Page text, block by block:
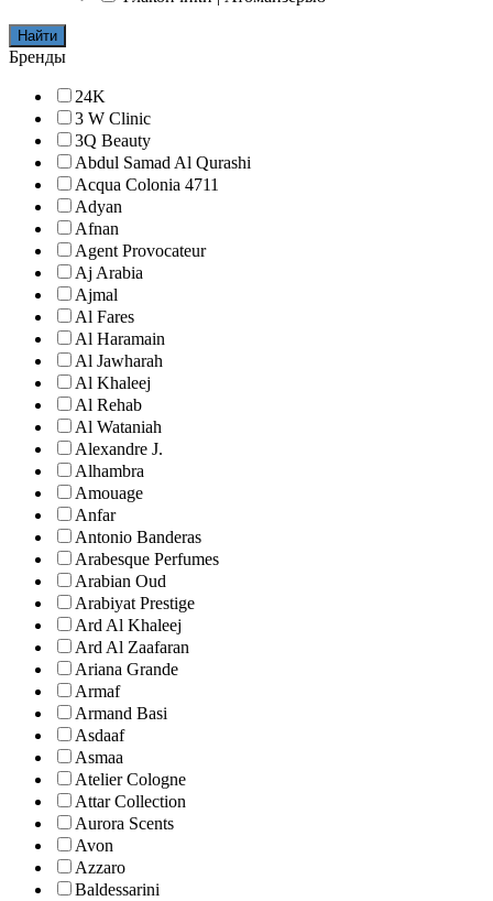
Найти
Бренды
24K
3 W Clinic
3Q Beauty
Abdul Samad Al Qurashi
Acqua Colonia 4711
Adyan
Afnan
Agent Provocateur
Aj Arabia
Ajmal
Al Fares
Al Haramain
Al Jawharah
Al Khaleej
Al Rehab
Al Wataniah
Alexandre J.
Alhambra
Amouage
Anfar
Antonio Banderas
Arabesque Perfumes
Arabian Oud
Arabiyat Prestige
Ard Al Khaleej
Ard Al Zaafaran
Ariana Grande
Armaf
Armand Basi
Asdaaf
Asmaa
Atelier Cologne
Attar Collection
Aurora Scents
Avon
Azzaro
Baldessarini